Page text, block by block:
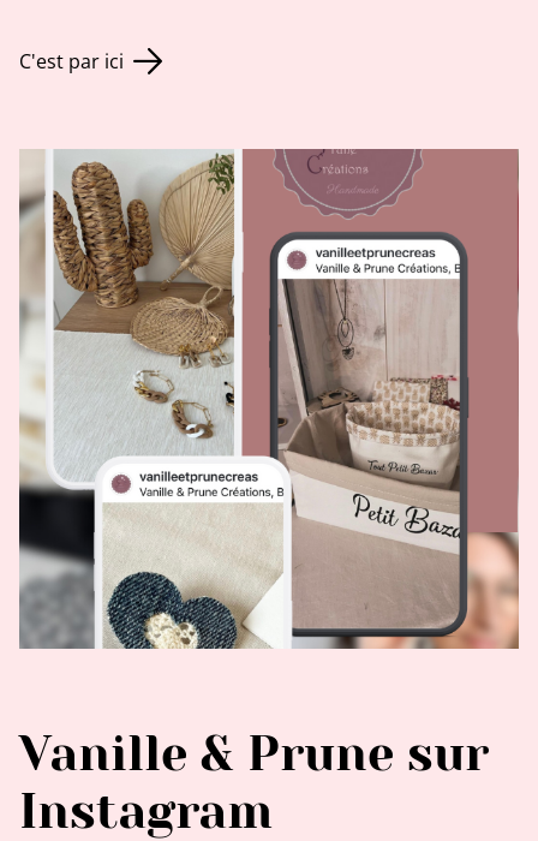
C'est par ici
Vanille & Prune sur
Instagram